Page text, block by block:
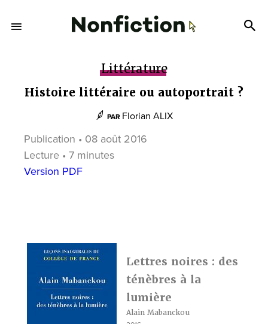
Littérature
Histoire littéraire ou autoportrait ?
PAR Florian ALIX
Publication • 08 août 2016
Lecture • 7 minutes
Version PDF
Lettres noires : des
ténèbres à la
lumière
Alain Mabanckou